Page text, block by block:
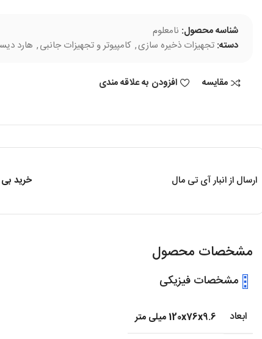
شناسه محصول: نامعلوم
دسته: تجهیزات ذخیره سازی, کامپیوتر و تجهیزات جانبی, هارد
مقایسه افزودن به علاقه مندی
ارسال از انبار آی تی مال خرید بی
مشخصات محصول
مشخصات فیزیکی
ابعاد 120x76x9.6 میلی متر